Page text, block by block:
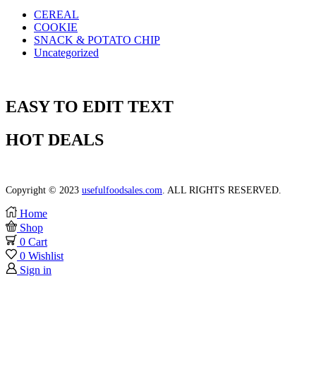
CEREAL
COOKIE
SNACK & POTATO CHIP
Uncategorized
EASY TO EDIT TEXT
HOT DEALS
Copyright © 2023 usefulfoodsales.com . ALL RIGHTS RESERVED.
Home
Shop
0 Cart
0 Wishlist
Sign in